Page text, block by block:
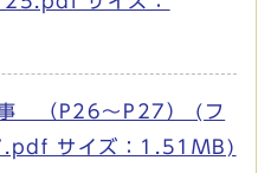
事 （P26～P27） (フ
サイズ：1.51MB)